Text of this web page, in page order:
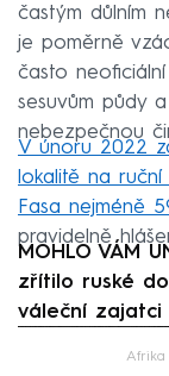
častým důlním
je poměrně
často
sesuvům půdy
nebezpečnou
V únoru 2022
lokalitě na
Fasa nejméně
pravidelně
MOHLO VÁM
zřítilo ruské
váleční zajatci
Afrika